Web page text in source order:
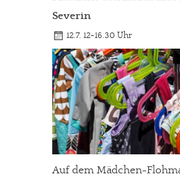
Severin
12.7. 12-16.30 Uhr
Auf dem Mädchen-